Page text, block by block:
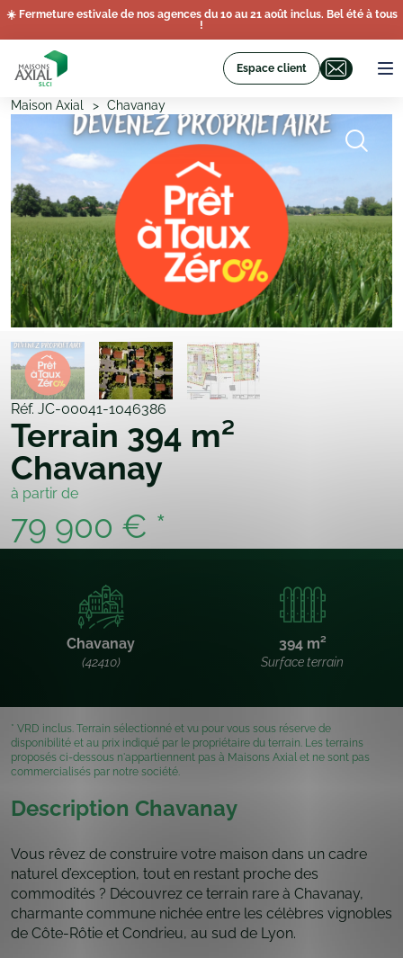
☀️ Fermeture estivale de nos agences du 10 au 21 août inclus. Bel été à tous
!
Espace client
Maison Axial Chavanay
Réf. JC-00041-1046386
Terrain 394 m²
Chavanay
à partir de
79 900 € *
Chavanay
(42410)
394 m²
Surface terrain
* VRD inclus. Terrain sélectionné et vu pour vous sous réserve de
disponibilité et au prix indiqué par le propriétaire du terrain. Les terrains
proposés ci-dessous n'appartiennent pas à Maisons Axial et ne sont pas
commercialisés par notre société.
Description Chavanay
Vous rêvez de construire votre maison dans un cadre
naturel d’exception, tout en restant proche des
commodités ? Découvrez ce terrain rare à Chavanay,
charmante commune nichée entre les célèbres vignobles
de Côte-Rôtie et Condrieu, au sud de Lyon.